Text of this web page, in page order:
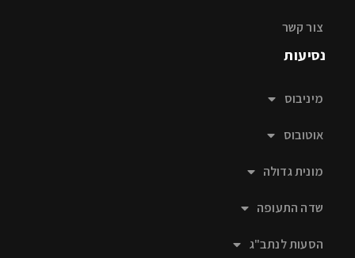
צור קשר
נסיעות
מיניבוס
אוטובוס
מונית גדולה
שדה התעופה
הסעות לנתב"ג